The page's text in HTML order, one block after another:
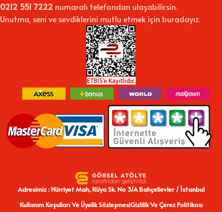
0212 551 7222 numaralı telefondan ulaşabilirsin.
Unutma, seni ve sevdiklerini mutlu etmek için buradayız.
Adresimiz : Hürriyet Mah, Rüya Sk. No 3/A Bahçelievler / İstanbul
Kullanım Koşulları Ve Üyelik SözleşmesiGizlilik Ve Çerez Politikası